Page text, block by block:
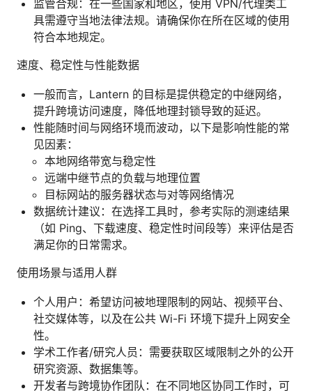
监管合规：在一些国家和地区，使用 VPN/代理类工
具需遵守当地法律法规。请确保你在所在区域的使用
符合本地规定。
速度、稳定性与性能数据
一般而言，Lantern 的目标是提供稳定的中继网络，
提升跨境访问速度，降低地理封锁导致的延迟。
性能随时间与网络环境而波动，以下是影响性能的常
见因素：
本地网络带宽与稳定性
远端中继节点的负载与地理位置
目标网站的服务器状态与对等网络情况
数据统计建议：在选择工具时，参考实际的测速结果
（如 Ping、下载速度、稳定性时间段等）来评估是否
满足你的日常需求。
使用场景与适用人群
个人用户：希望访问被地理限制的网站、视频平台、
社交媒体等，以及在公共 Wi-Fi 环境下提升上网安全
性。
学术工作者/研究人员：需要获取区域限制之外的公开
研究资源、数据集等。
开发者与跨境协作团队：在不同地区协同工作时，可